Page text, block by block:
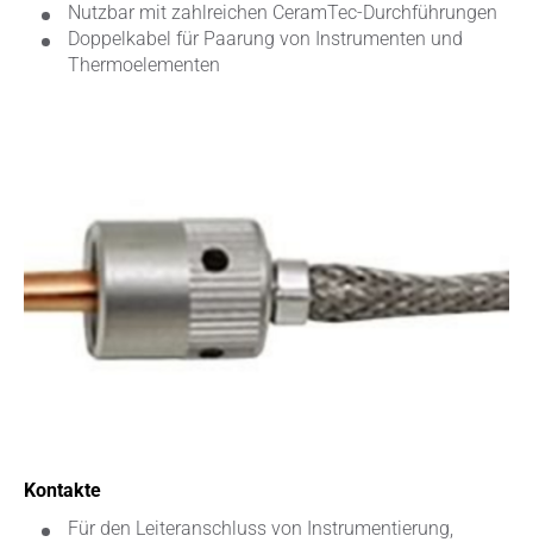
Nutzbar mit zahlreichen CeramTec-Durchführungen
Doppelkabel für Paarung von Instrumenten und
Thermoelementen
Kontakte
Für den Leiteranschluss von Instrumentierung,